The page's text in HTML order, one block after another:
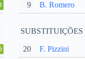
9 B. Romero
SUBSTITUIÇÕES
20 F. Pizzini